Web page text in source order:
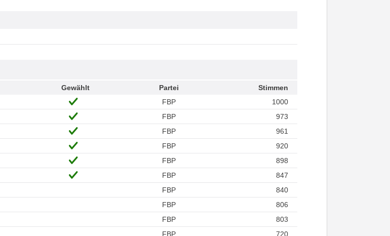
Gewählt Partei
Stimmen
FBP
1000
FBP
973
FBP
961
FBP
920
FBP
898
FBP
847
FBP
840
FBP
806
FBP
803
FBP 720